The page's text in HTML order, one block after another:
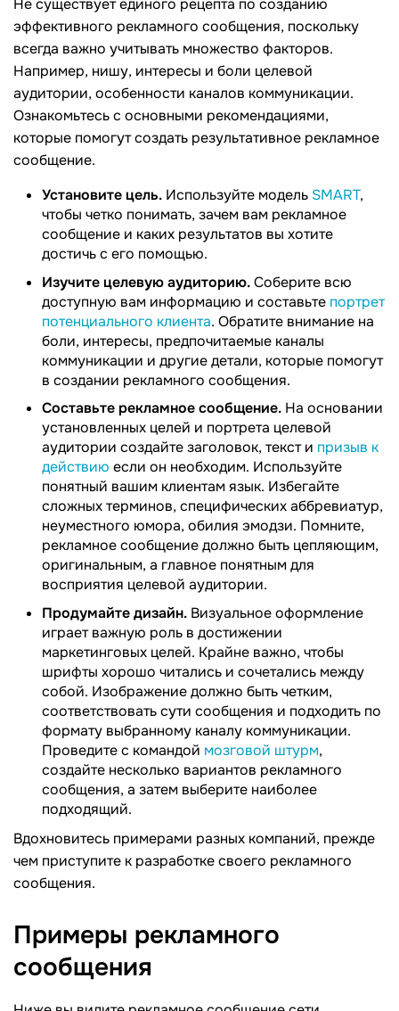
Не существует единого рецепта по созданию
эффективного рекламного сообщения, поскольку
всегда важно учитывать множество факторов.
Например, нишу, интересы и боли целевой
аудитории, особенности каналов коммуникации.
Ознакомьтесь с основными рекомендациями,
которые помогут создать результативное рекламное
сообщение.
Установите цель. Используйте модель SMART,
чтобы четко понимать, зачем вам рекламное
сообщение и каких результатов вы хотите
достичь с его помощью.
Изучите целевую аудиторию.Соберите всю
доступную вам информацию и составьте портрет
потенциального клиента. Обратите внимание на
боли, интересы, предпочитаемые каналы
коммуникации и другие детали, которые помогут
в создании рекламного сообщения.
Составьте рекламное сообщение. На основании
установленных целей и портрета целевой
аудитории создайте заголовок, текст и призыв к
действию если он необходим. Используйте
понятный вашим клиентам язык. Избегайте
сложных терминов, специфических аббревиатур,
неуместного юмора, обилия эмодзи. Помните,
рекламное сообщение должно быть цепляющим,
оригинальным, а главное понятным для
восприятия целевой аудитории.
Продумайте дизайн. Визуальное оформление
играет важную роль в достижении
маркетинговых целей. Крайне важно, чтобы
шрифты хорошо читались и сочетались между
собой. Изображение должно быть четким,
соответствовать сути сообщения и подходить по
формату выбранному каналу коммуникации.
Проведите с командой мозговой штурм,
создайте несколько вариантов рекламного
сообщения, а затем выберите наиболее
подходящий.
Вдохновитесь примерами разных компаний, прежде
чем приступите к разработке своего рекламного
сообщения.
Примеры рекламного
сообщения